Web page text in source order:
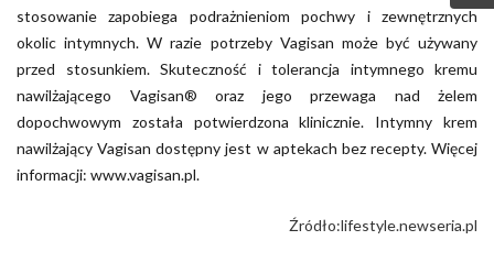
stosowanie zapobiega podrażnieniom pochwy i zewnętrznych
okolic intymnych. W razie potrzeby Vagisan może być używany
przed stosunkiem. Skuteczność i tolerancja intymnego kremu
nawilżającego Vagisan® oraz jego przewaga nad żelem
dopochwowym została potwierdzona klinicznie. Intymny krem
nawilżający Vagisan dostępny jest w aptekach bez recepty. Więcej
informacji: www.vagisan.pl.
Źródło:lifestyle.newseria.pl